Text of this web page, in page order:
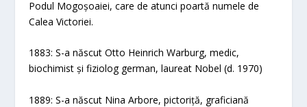
Podul Mogoșoaiei, care de atunci poartă numele de
Calea Victoriei.
1883: S-a născut Otto Heinrich Warburg, medic,
biochimist și fiziolog german, laureat Nobel (d. 1970)
1889: S-a născut Nina Arbore, pictoriță, graficiană